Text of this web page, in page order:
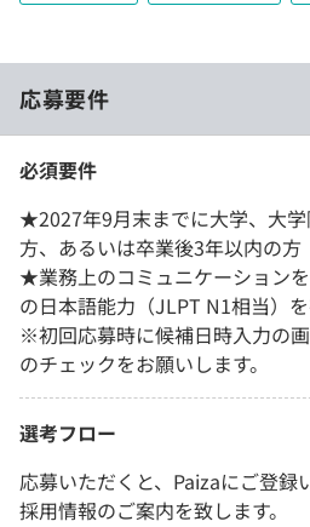
応募要件
必須要件
★2027年9月末までに大学、大
方、あるいは卒業後3年以内の方
★業務上のコミュニケーション
の日本語能力（JLPT N1相当）
※初回応募時に候補日時入力の
のチェックをお願いします。
選考フロー
応募いただくと、Paizaにご登録
採用情報のご案内を致します。